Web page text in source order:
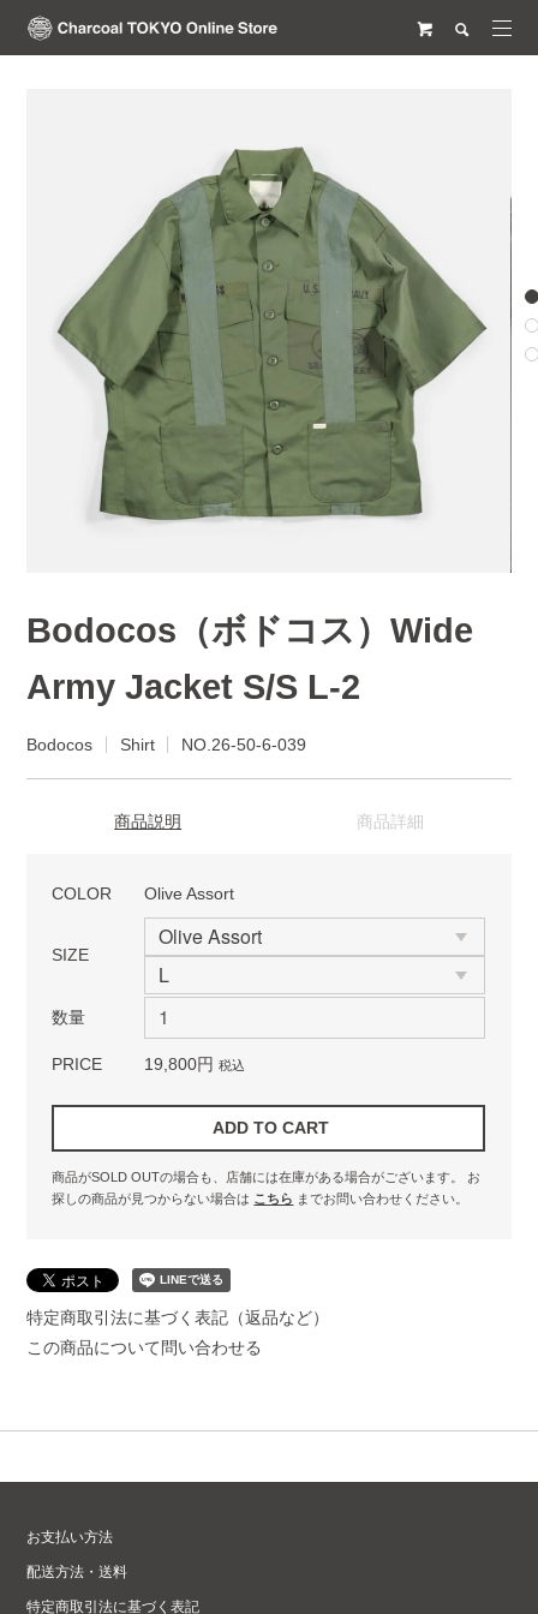
Bodocos（ボドコス）Wide
Army Jacket S/S L-2
Bodocos Shirt NO.26-50-6-039
商品説明 商品詳細
COLOR Olive Assort
SIZE
数量
PRICE 19,800円 税込
商品がSOLD OUTの場合も、店舗には在庫がある場合がございます。
お
探しの商品が見つからない場合は こちら までお問い合わせください。
特定商取引法に基づく表記（返品など）
この商品について問い合わせる
お支払い方法
配送方法・送料
特定商取引法に基づく表記